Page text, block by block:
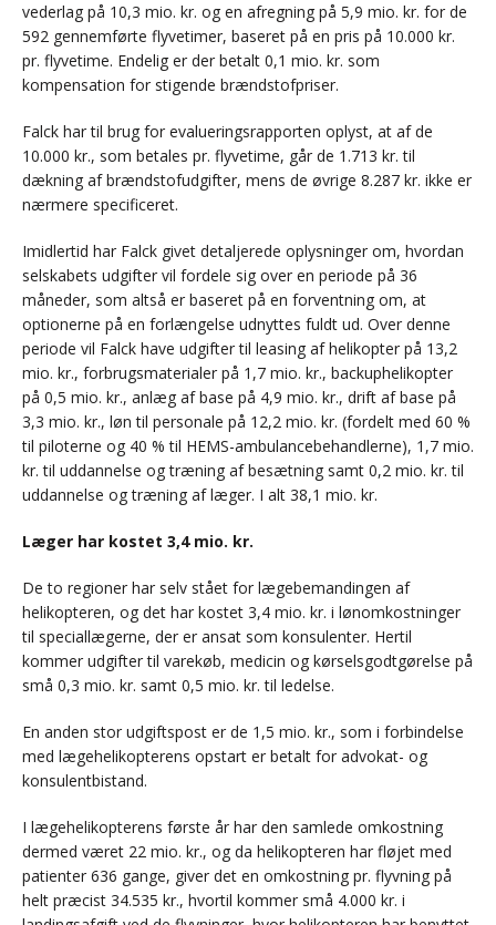
vederlag på 10,3 mio. kr. og en afregning på 5,9 mio. kr. for de
592 gennemførte flyvetimer, baseret på en pris på 10.000 kr.
pr. flyvetime. Endelig er der betalt 0,1 mio. kr. som
kompensation for stigende brændstofpriser.
Falck har til brug for evalueringsrapporten oplyst, at af de
10.000 kr., som betales pr. flyvetime, går de 1.713 kr. til
dækning af brændstofudgifter, mens de øvrige 8.287 kr. ikke er
nærmere specificeret.
Imidlertid har Falck givet detaljerede oplysninger om, hvordan
selskabets udgifter vil fordele sig over en periode på 36
måneder, som altså er baseret på en forventning om, at
optionerne på en forlængelse udnyttes fuldt ud. Over denne
periode vil Falck have udgifter til leasing af helikopter på 13,2
mio. kr., forbrugsmaterialer på 1,7 mio. kr., backuphelikopter
på 0,5 mio. kr., anlæg af base på 4,9 mio. kr., drift af base på
3,3 mio. kr., løn til personale på 12,2 mio. kr. (fordelt med 60 %
til piloterne og 40 % til HEMS-ambulancebehandlerne), 1,7 mio.
kr. til uddannelse og træning af besætning samt 0,2 mio. kr. til
uddannelse og træning af læger. I alt 38,1 mio. kr.
Læger har kostet 3,4 mio. kr.
De to regioner har selv stået for lægebemandingen af
helikopteren, og det har kostet 3,4 mio. kr. i lønomkostninger
til speciallægerne, der er ansat som konsulenter. Hertil
kommer udgifter til varekøb, medicin og kørselsgodtgørelse på
små 0,3 mio. kr. samt 0,5 mio. kr. til ledelse.
En anden stor udgiftspost er de 1,5 mio. kr., som i forbindelse
med lægehelikopterens opstart er betalt for advokat- og
konsulentbistand.
I lægehelikopterens første år har den samlede omkostning
dermed været 22 mio. kr., og da helikopteren har fløjet med
patienter 636 gange, giver det en omkostning pr. flyvning på
helt præcist 34.535 kr., hvortil kommer små 4.000 kr. i